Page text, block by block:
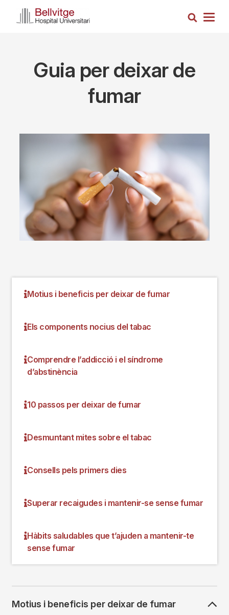
Search
Guia per deixar de
fumar
Motius i beneficis per deixar de fumar
Els components nocius del tabac
Comprendre l’addicció i el síndrome
d’abstinència
10 passos per deixar de fumar
Desmuntant mites sobre el tabac
Consells pels primers dies
Superar recaigudes i mantenir-se sense fumar
Hàbits saludables que t’ajuden a mantenir-te
sense fumar
Motius i beneficis per deixar de fumar